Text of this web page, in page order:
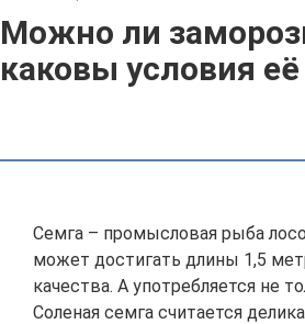
Можно ли
каковы условия
Семга – промысловая рыба
может достигать длины 1,5
качества. А употребляется не
Соленая семга считается